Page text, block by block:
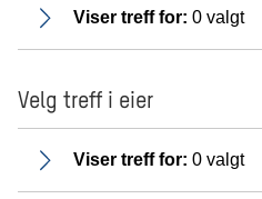
Viser treff for: 0 valgt
Velg treff i eier
Viser treff for: 0 valgt